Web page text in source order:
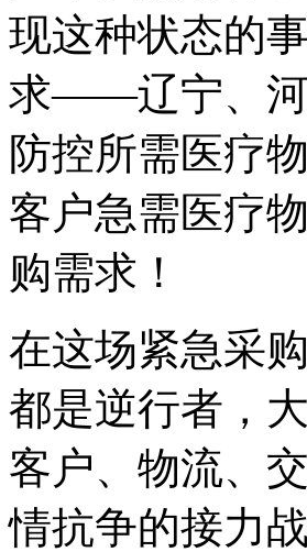
现这种状态的
求——辽宁、河
防控所需医疗
客户急需医疗
购需求！
在这场紧急采
都是逆行者，
客户、物流、
情抗争的接力